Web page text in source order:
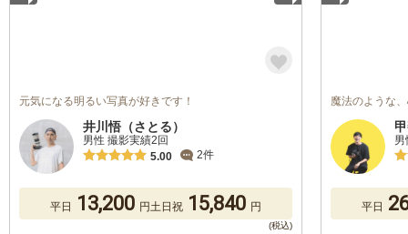
元気になる明るい写真が好きです！
井川悟（さとる）
男性 撮影実績2回
5.00
2件
平日 13,200 円土日祝 15,840 円
魔法のような
平日